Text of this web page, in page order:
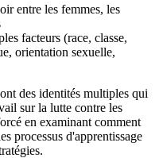
entre les femmes, les
facteurs (race, classe,
orientation sexuelle,
des identités multiples qui
sur la lutte contre les
en examinant comment
processus d'apprentissage